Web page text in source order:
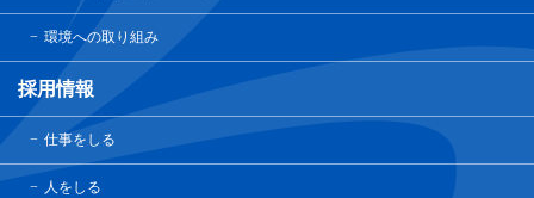
環境への取り組み
採用情報
仕事をしる
人をしる